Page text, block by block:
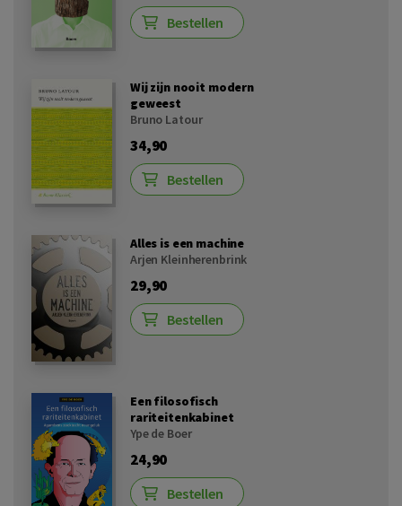
Bestellen
Wij zijn nooit modern
geweest
Bruno Latour
34,90
Bestellen
Alles is een machine
Arjen Kleinherenbrink
29,90
Bestellen
Een filosofisch
rariteitenkabinet
Ype de Boer
24,90
Bestellen